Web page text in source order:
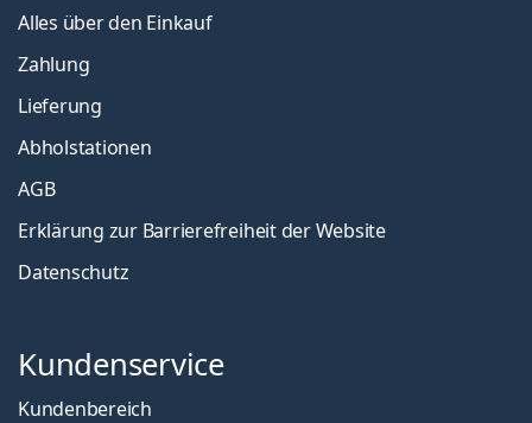
Alles über den Einkauf
Zahlung
Lieferung
Abholstationen
AGB
Erklärung zur Barrierefreiheit der Website
Datenschutz
Kundenservice
Kundenbereich